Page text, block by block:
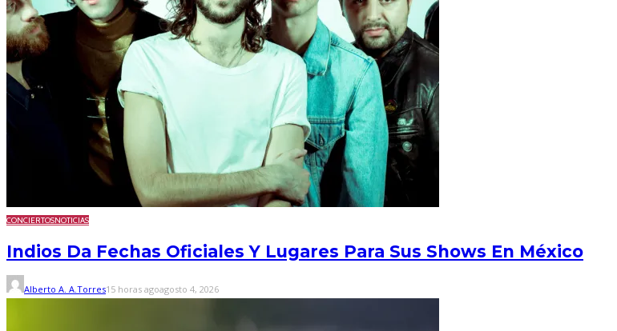
CONCIERTOSNOTICIAS
Indios Da Fechas Oficiales Y Lugares Para Sus Shows En México
Alberto A. A.Torres15 horas agoagosto 4, 2026